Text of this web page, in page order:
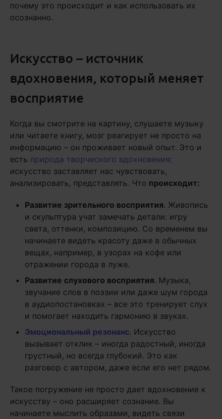
почему это происходит и как использовать их
осознанно.
Искусство – источник
вдохновения, который меняет
восприятие
Когда вы смотрите на картину, слушаете музыку
или читаете книгу, мозг реагирует не просто на
информацию – он проживает новый опыт. Это и
есть природа творческого вдохновения:
искусство заставляет нас чувствовать,
анализировать, представлять. Что происходит:
Развитие зрительного восприятия. Живопись
и скульптура учат замечать детали: игру
света, оттенки, композицию. Со временем вы
начинаете видеть красоту даже в обычных
вещах, например, в узорах на кофе или
отражении города в луже.
Развитие слухового восприятия. Музыка,
звучание слов в поэзии или даже шум города
в аудиопостановках – все это тренирует слух
и помогает находить гармонию в звуках.
Эмоциональный резонанс. Искусство
вызывает отклик – иногда радостный, иногда
грустный, но всегда глубокий. Это как
разговор с автором, даже если его нет рядом.
Такое погружение не просто дает вдохновение к
искусству – оно расширяет сознание. Вы
начинаете мыслить образами, видеть связи